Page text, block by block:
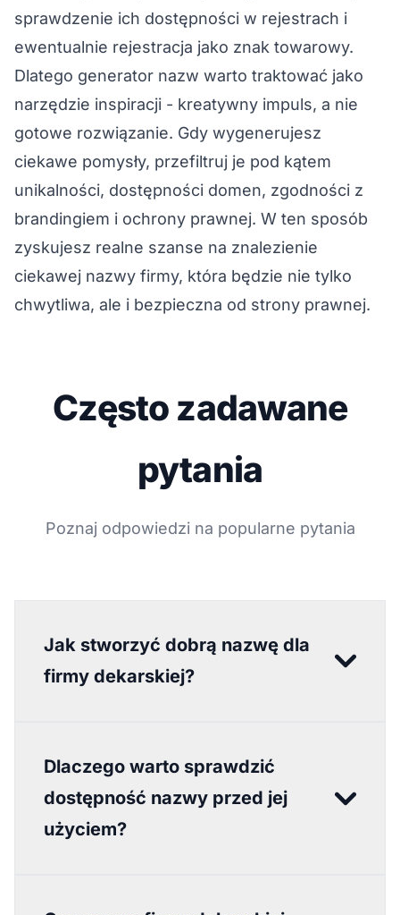
sprawdzenie ich dostępności w rejestrach i
ewentualnie rejestracja jako znak towarowy.
Dlatego generator nazw warto traktować jako
narzędzie inspiracji - kreatywny impuls, a nie
gotowe rozwiązanie. Gdy wygenerujesz
ciekawe pomysły, przefiltruj je pod kątem
unikalności, dostępności domen, zgodności z
brandingiem i ochrony prawnej. W ten sposób
zyskujesz realne szanse na znalezienie
ciekawej nazwy firmy, która będzie nie tylko
chwytliwa, ale i bezpieczna od strony prawnej.
Często zadawane
pytania
Poznaj odpowiedzi na popularne pytania
Jak stworzyć dobrą nazwę dla
firmy dekarskiej?
Dlaczego warto sprawdzić
dostępność nazwy przed jej
użyciem?